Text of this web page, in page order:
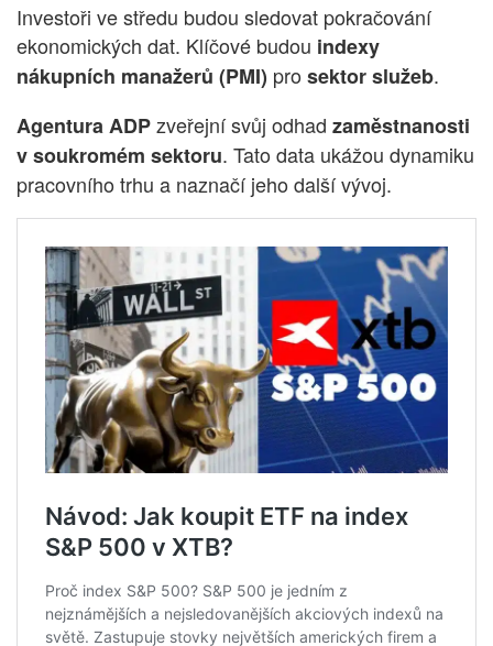
Investoři ve středu budou sledovat pokračování
ekonomických dat. Klíčové budou indexy
nákupních manažerů (PMI) pro sektor služeb.
Agentura ADPzveřejní svůj odhad zaměstnanosti
v soukromém sektoru. Tato data ukážou dynamiku
pracovního trhu a naznačí jeho další vývoj.